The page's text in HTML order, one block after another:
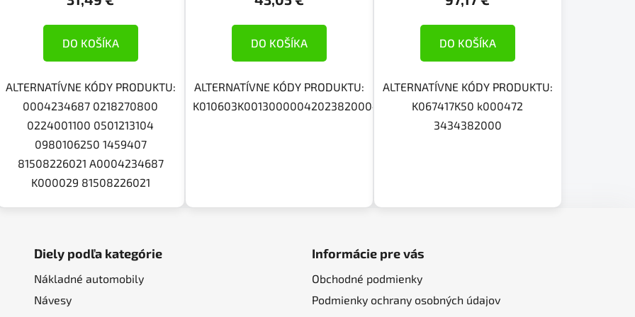
DO KOŠÍKA
ALTERNATÍVNE KÓDY PRODUKTU:
0004234687 0218270800
0224001100 0501213104
0980106250 1459407
81508226021 A0004234687
K000029 81508226021
DO KOŠÍKA
ALTERNATÍVNE KÓDY PRODUKTU:
DO KOŠÍKA
ALTERNATÍVNE KÓDY PRODUKTU:
K067417K50 k000472
3434382000
Diely podľa kategórie
Nákladné automobily
Návesy
Informácie pre vás
Obchodné podmienky
Podmienky ochrany osobných údajov